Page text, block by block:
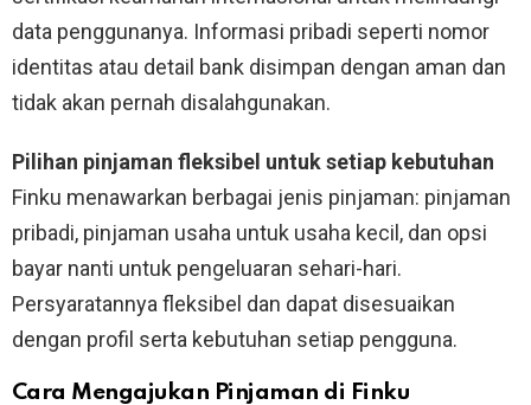
data penggunanya. Informasi pribadi seperti nomor
identitas atau detail bank disimpan dengan aman dan
tidak akan pernah disalahgunakan.
Pilihan pinjaman fleksibel untuk setiap kebutuhan
Finku menawarkan berbagai jenis pinjaman: pinjaman
pribadi, pinjaman usaha untuk usaha kecil, dan opsi
bayar nanti untuk pengeluaran sehari-hari.
Persyaratannya fleksibel dan dapat disesuaikan
dengan profil serta kebutuhan setiap pengguna.
Cara Mengajukan Pinjaman di Finku